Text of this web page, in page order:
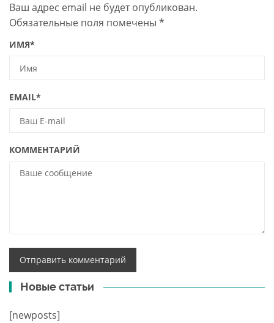
Ваш адрес email не будет опубликован.
Обязательные поля помечены *
ИМЯ*
EMAIL*
КОММЕНТАРИЙ
Новые статьи
[newposts]